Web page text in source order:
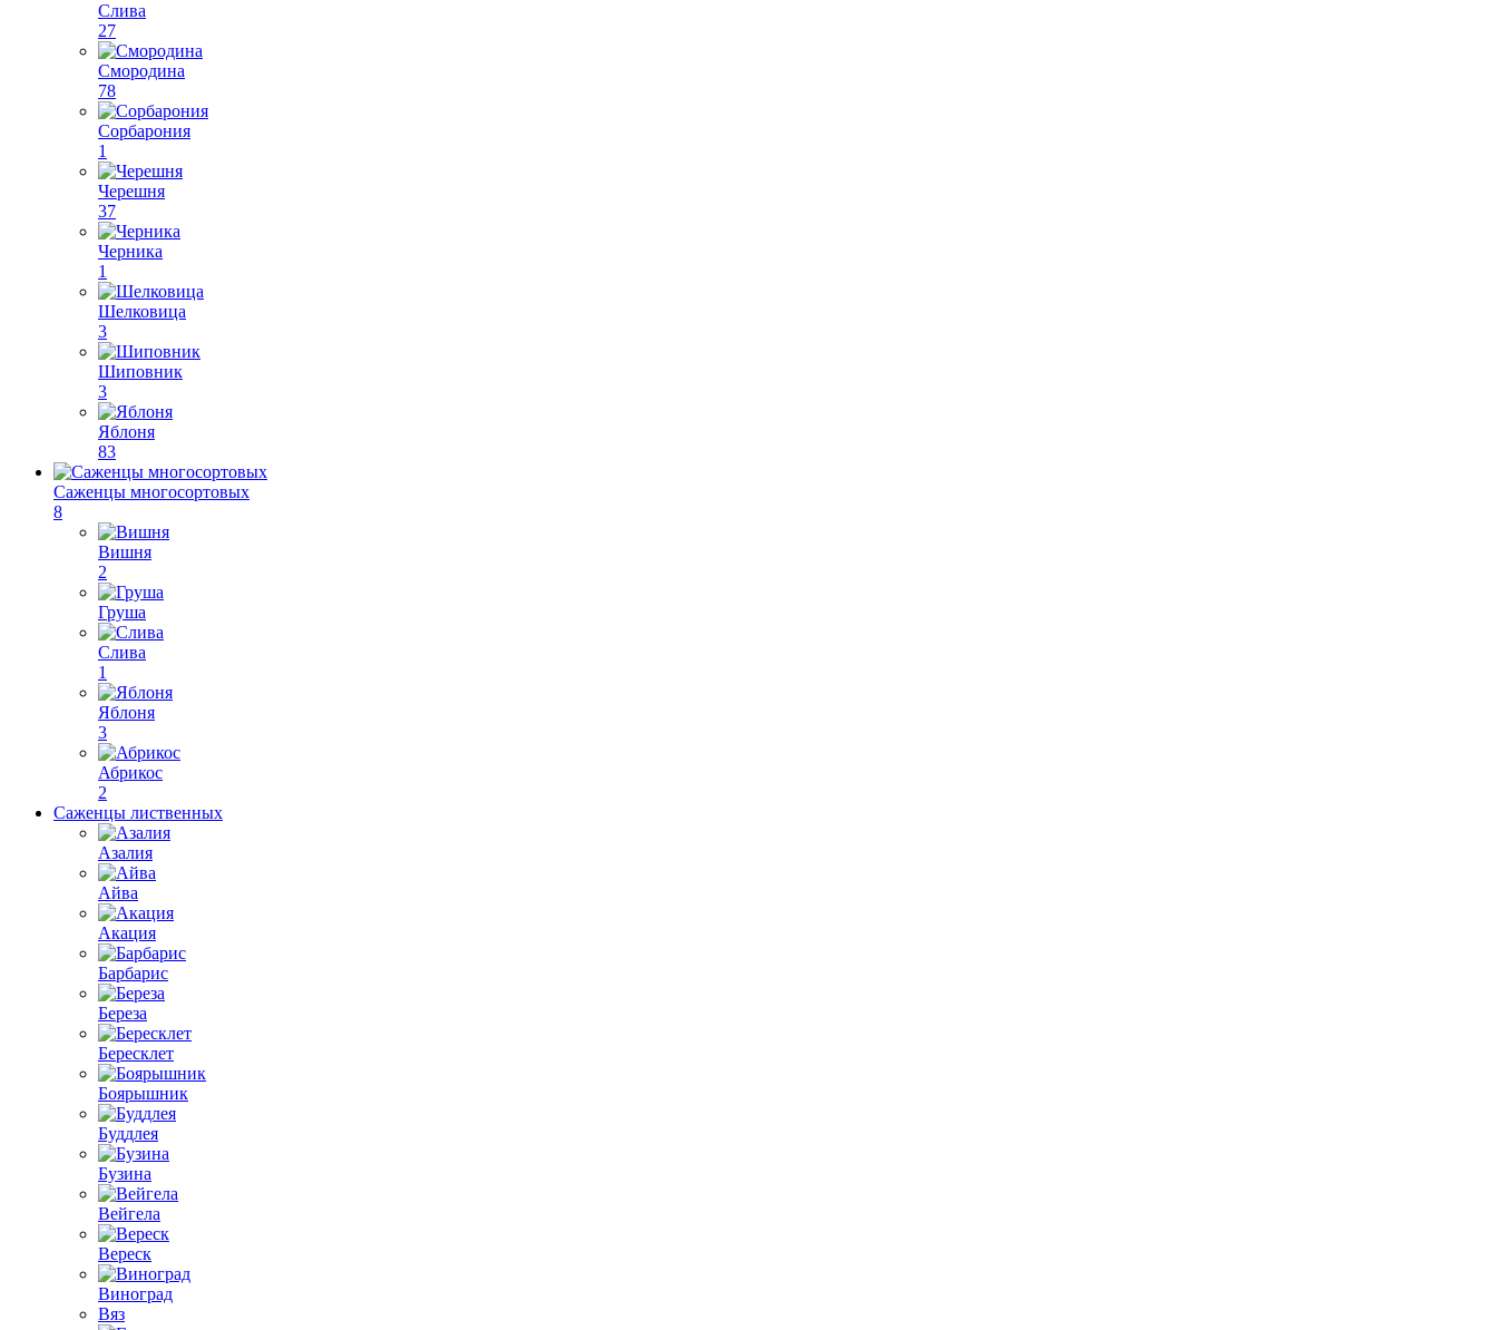
Слива
27
Смородина
78
Сорбарония
1
Черешня
37
Черника
1
Шелковица
3
Шиповник
3
Яблоня
83
Саженцы многосортовых
8
Вишня
2
Груша
Слива
1
Яблоня
3
Абрикос
2
Саженцы лиственных
Азалия
Айва
Акация
Барбарис
Береза
Бересклет
Боярышник
Буддлея
Бузина
Вейгела
Вереск
Виноград
Вяз